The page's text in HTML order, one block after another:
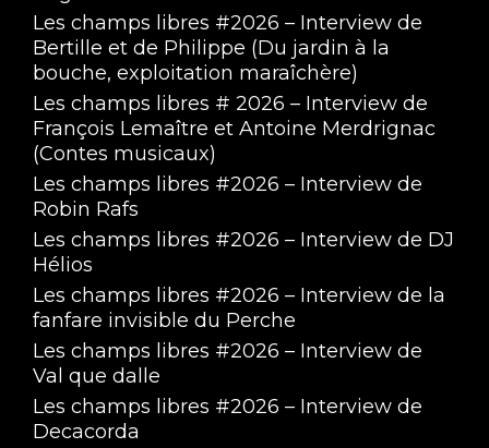
2 heures de conférence avec Pauline
Dandonneau sur l'éducation à la sexualité des
adolescents
Apr 8, 2023 • 1:36:32
Le Numéro #12 - Prévention et plus si affinités
au Cegidd
Apr 8, 2023 • 1:11:36
Les champs libres #2026 – Interview de
Bertille et de Philippe (Du jardin à la
bouche, exploitation maraîchère)
Les champs libres # 2026 – Interview de
François Lemaître et Antoine Merdrignac
(Contes musicaux)
Les champs libres #2026 – Interview de
Robin Rafs
Les champs libres #2026 – Interview de DJ
Hélios
Les champs libres #2026 – Interview de la
fanfare invisible du Perche
Les champs libres #2026 – Interview de
Val que dalle
Les champs libres #2026 – Interview de
Decacorda